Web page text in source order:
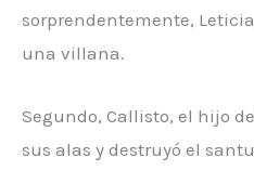
sorprendentemente,
una villana.
Segundo, Callisto, el hijo
sus alas y destruyó el